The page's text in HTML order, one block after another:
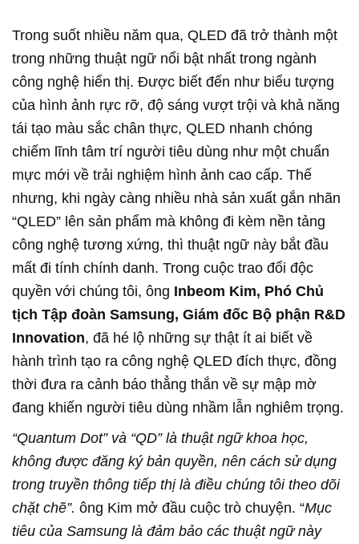
Trong suốt nhiều năm qua, QLED đã trở thành một
trong những thuật ngữ nổi bật nhất trong ngành
công nghệ hiển thị. Được biết đến như biểu tượng
của hình ảnh rực rỡ, độ sáng vượt trội và khả năng
tái tạo màu sắc chân thực, QLED nhanh chóng
chiếm lĩnh tâm trí người tiêu dùng như một chuẩn
mực mới về trải nghiệm hình ảnh cao cấp. Thế
nhưng, khi ngày càng nhiều nhà sản xuất gắn nhãn
“QLED” lên sản phẩm mà không đi kèm nền tảng
công nghệ tương xứng, thì thuật ngữ này bắt đầu
mất đi tính chính danh. Trong cuộc trao đổi độc
quyền với chúng tôi, ông Inbeom Kim, Phó Chủ
tịch Tập đoàn Samsung, Giám đốc Bộ phận R&D
Innovation, đã hé lộ những sự thật ít ai biết về
hành trình tạo ra công nghệ QLED đích thực, đồng
thời đưa ra cảnh báo thẳng thắn về sự mập mờ
đang khiến người tiêu dùng nhầm lẫn nghiêm trọng.
“Quantum Dot” và “QD” là thuật ngữ khoa học,
không được đăng ký bản quyền, nên cách sử dụng
trong truyền thông tiếp thị là điều chúng tôi theo dõi
chặt chẽ”. ông Kim mở đầu cuộc trò chuyện. “Mục
tiêu của Samsung là đảm bảo các thuật ngữ này